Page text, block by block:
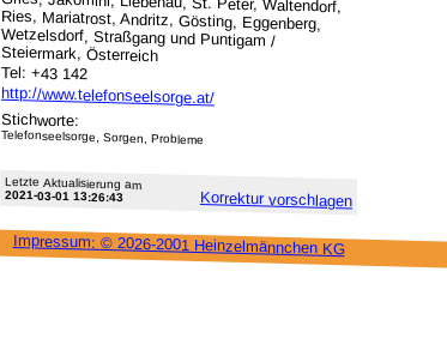
Steiermark, Österreich
Tel: +43 142
http://www.telefonseelsorge.at/
Stichworte:
Telefonseelsorge, Sorgen, Probleme
Letzte Aktu­alisie­rung am
2021-03-01 13:26:43 Korrektur vor­schlagen
Impressum: © 2026-2001 Heinzel­männchen KG